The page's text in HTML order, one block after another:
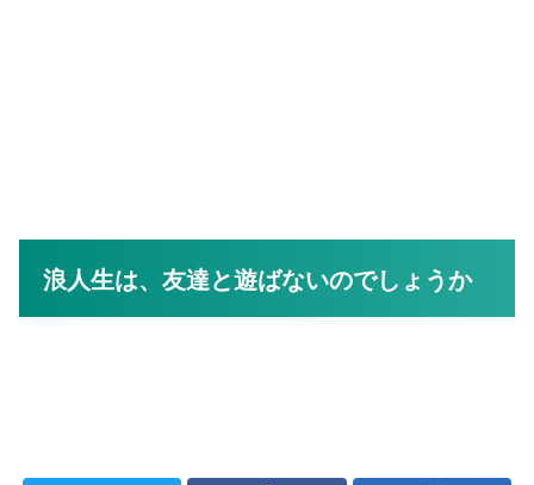
浪人生は、友達と遊ばないのでしょうか